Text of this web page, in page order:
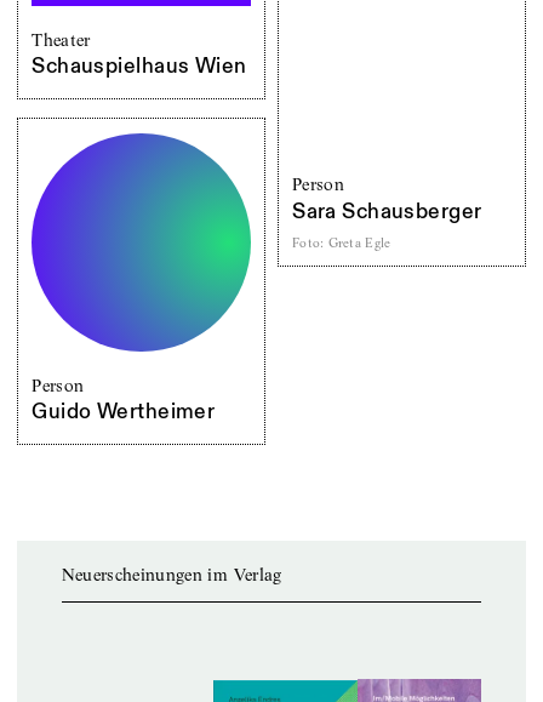
Theater
Schauspielhaus Wien
Person
Sara Schausberger
Foto: Greta Egle
Person
Guido Wertheimer
Neuerscheinungen im Verlag